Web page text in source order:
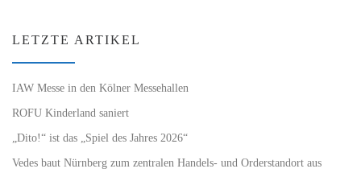
LETZTE ARTIKEL
IAW Messe in den Kölner Messehallen
ROFU Kinderland saniert
„Dito!“ ist das „Spiel des Jahres 2026“
Vedes baut Nürnberg zum zentralen Handels- und Orderstandort aus